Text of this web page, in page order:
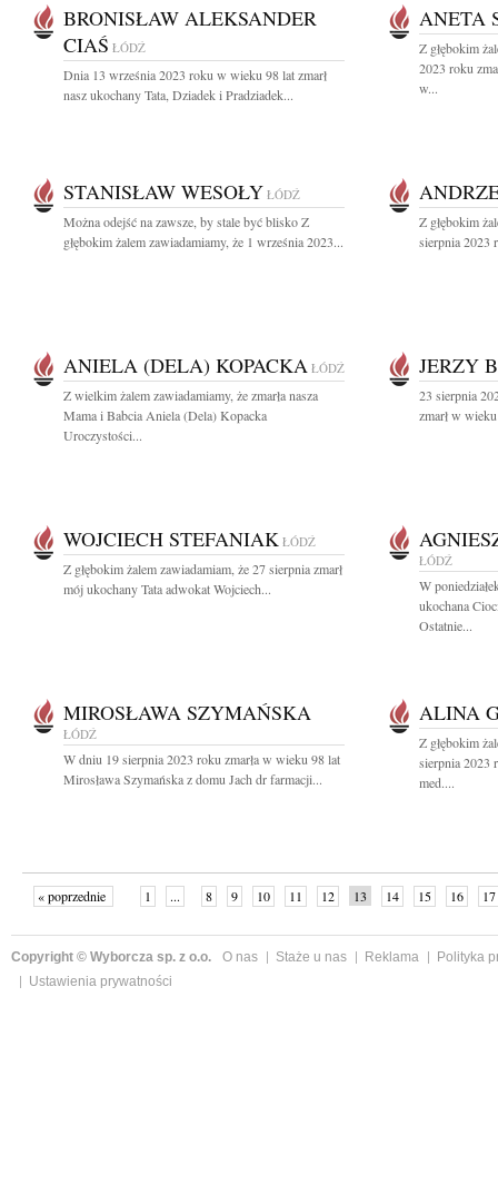
BRONISŁAW ALEKSANDER
CIAŚ ŁÓDŹ
Dnia 13 września 2023 roku w wieku 98 lat zmarł
nasz ukochany Tata, Dziadek i Pradziadek...
ANETA
Z głębokim
2023 roku
w...
STANISŁAW WESOŁY ŁÓDŹ
Można odejść na zawsze, by stale być blisko Z
głębokim żalem zawiadamiamy, że 1 września 2023...
Z głębokim
sierpnia 2023
ANIELA (DELA) KOPACKA ŁÓDŹ
Z wielkim żalem zawiadamiamy, że zmarła nasza
Mama i Babcia Aniela (Dela) Kopacka
Uroczystości...
JERZY
23 sierpnia
zmarł w
WOJCIECH STEFANIAK ŁÓDŹ
Z głębokim żalem zawiadamiam, że 27 sierpnia zmarł
mój ukochany Tata adwokat Wojciech...
ŁÓDŹ
W
ukochana
Ostatnie...
MIROSŁAWA SZYMAŃSKA
ŁÓDŹ
W dniu 19 sierpnia 2023 roku zmarła w wieku 98 lat
Mirosława Szymańska z domu Jach dr farmacji...
ALINA
Z głębokim
sierpnia 2023
med....
« poprzednie 1 ... 8 9 10 11 12 13 14 15 16 17
Copyright © Wyborcza sp. z o.o. O nas Staże u nas Reklama
Polityka
Ustawienia prywatności